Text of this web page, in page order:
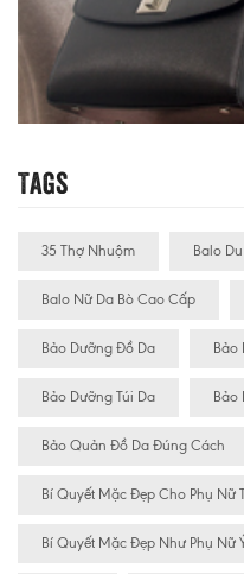
Tags
35 Thợ Nhuộm Balo
Balo Nữ Da Bò Cao Cấp
Bảo Dưỡng Đồ Da Bảo
Bảo Dưỡng Túi Da Bảo
Bảo Quản Đồ Da Đúng Cách
Bí Quyết Mặc Đẹp Cho Phụ Nữ
Bí Quyết Mặc Đẹp Như Phụ Nữ